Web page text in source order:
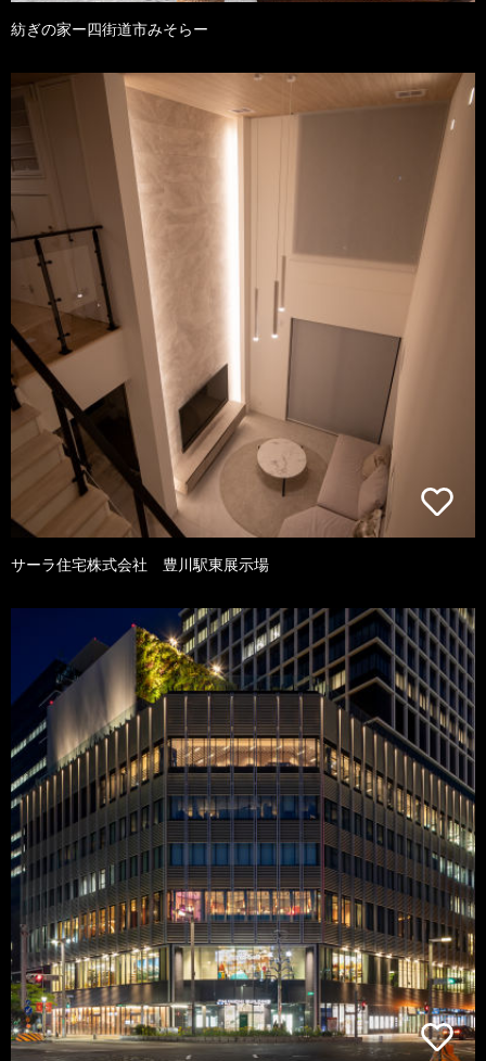
紡ぎの家ー四街道市みそらー
サーラ住宅株式会社 豊川駅東展示場